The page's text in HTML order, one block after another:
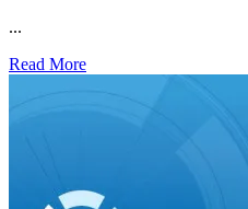
...
Read More